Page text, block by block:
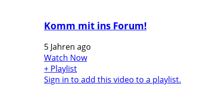
Komm mit ins Forum!
5 Jahren ago
Watch Now
+ Playlist
Sign in to add this video to a playlist.